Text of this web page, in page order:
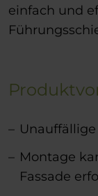
einfach und
Montage
Fassade